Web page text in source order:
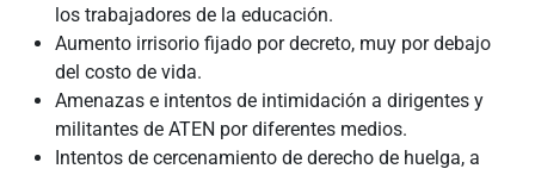
los trabajadores de la educación.
Aumento irrisorio fijado por decreto, muy por debajo
del costo de vida.
Amenazas e intentos de intimidación a dirigentes y
militantes de ATEN por diferentes medios.
Intentos de cercenamiento de derecho de huelga, a